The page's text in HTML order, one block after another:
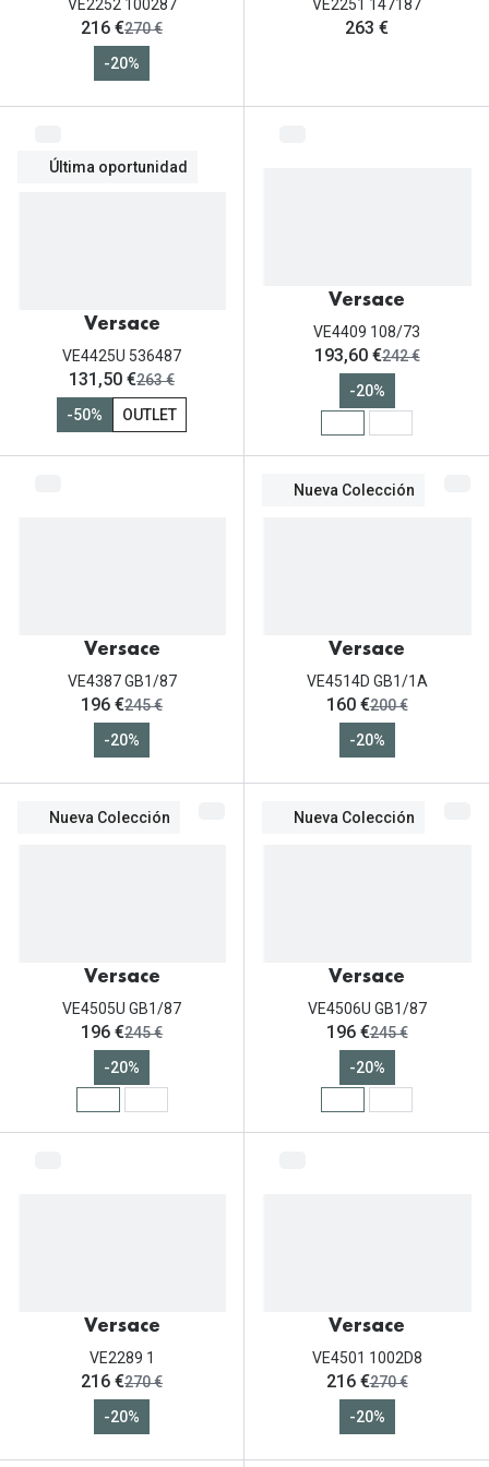
VE2252 100287
ahora:
216 €antes:
270 €
-20%
VE2251 147187
263 €
Última oportunidad
Versace
VE4425U 536487
ahora:
131,50 €antes:
263 €
-50%
OUTLET
Versace
VE4409 108/73
ahora:
193,60 €antes:
242 €
-20%
Versace
VE4387 GB1/87
ahora:
196 €antes:
245 €
-20%
Nueva Colección
Versace
VE4514D GB1/1A
ahora:
160 €antes:
200 €
-20%
Nueva Colección
Versace
VE4505U GB1/87
ahora:
196 €antes:
245 €
-20%
Nueva Colección
Versace
VE4506U GB1/87
ahora:
196 €antes:
245 €
-20%
Versace
VE2289 1
ahora:
216 €antes:
270 €
-20%
Versace
VE4501 1002D8
ahora:
216 €antes:
270 €
-20%